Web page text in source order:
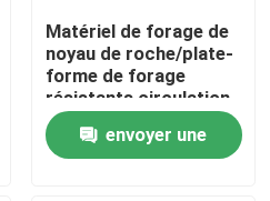
Matériel de forage de
noyau de roche/plate-
forme de forage
résistants circulation
d'inverse
envoyer une